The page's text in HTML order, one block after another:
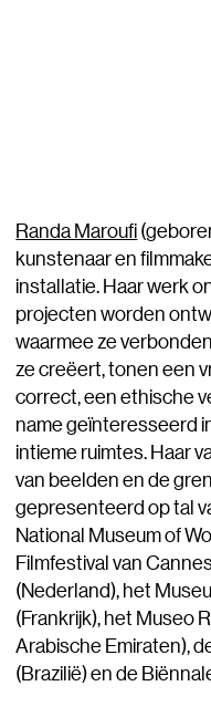
Randa Maroufi
kunstenaar en
installatie. Haar werk
projecten worden
waarmee ze
ze creëert, tonen een
correct, een ethische
name geïnteresseerd
intieme ruimtes. Haar
van beelden en de
gepresenteerd op tal
National Museum of
Filmfestival van
(Nederland), het
(Frankrijk), het Museo
Arabische Emiraten),
(Brazilië) en de